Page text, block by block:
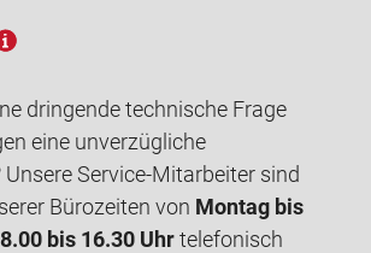
dringende technische Frage
eine unverzügliche
Unsere Service-Mitarbeiter sind
Bürozeiten von Montag bis
bis 16.30 Uhrtelefonisch